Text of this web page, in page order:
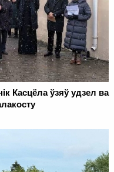
Касцёла ўзяў удзел ва